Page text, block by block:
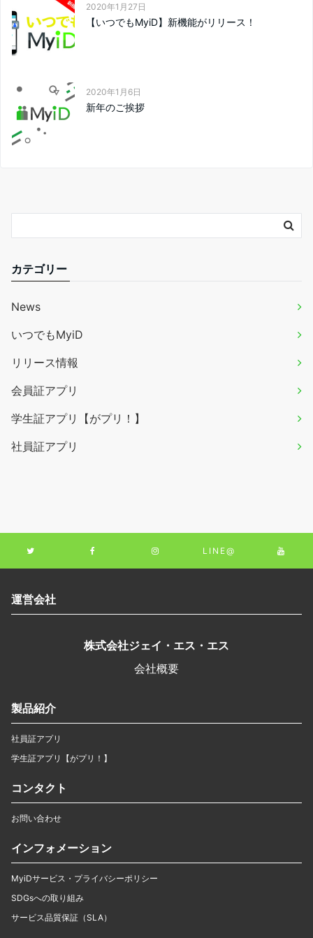
2020年1月27日
【いつでもMyiD】新機能がリリース！
2020年1月6日
新年のご挨拶
カテゴリー
News
いつでもMyiD
リリース情報
会員証アプリ
学生証アプリ【がプリ！】
社員証アプリ
LINE@
運営会社
株式会社ジェイ・エス・エス
会社概要
製品紹介
社員証アプリ
学生証アプリ【がプリ！】
コンタクト
お問い合わせ
インフォメーション
MyiDサービス・プライバシーポリシー
SDGsへの取り組み
サービス品質保証（SLA）